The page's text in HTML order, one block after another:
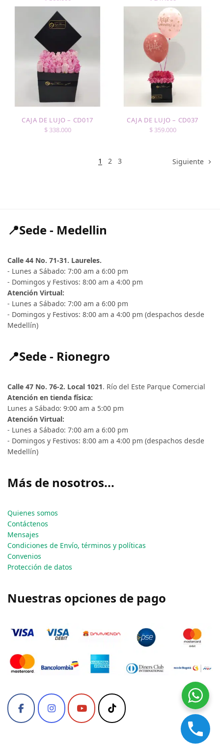
CAJA DE LUJO – CD017
$338.000
CAJA DE LUJO – CD037
$359.000
1 2 3 Siguiente
📍Sede - Medellin
Calle 44 No. 71-31. Laureles.
- Lunes a Sábado: 7:00 am a 6:00 pm
- Domingos y Festivos: 8:00 am a 4:00 pm
Atención Virtual:
- Lunes a Sábado: 7:00 am a 6:00 pm
- Domingos y Festivos: 8:00 am a 4:00 pm (despachos desde
Medellín)
📍Sede - Rionegro
Calle 47 No. 76-2. Local 1021. Río del Este Parque Comercial
Atención en tienda física:
Lunes a Sábado: 9:00 am a 5:00 pm
Atención Virtual:
- Lunes a Sábado: 7:00 am a 6:00 pm
- Domingos y Festivos: 8:00 am a 4:00 pm (despachos desde
Medellín)
Más de nosotros...
Quienes somos
Contáctenos
Mensajes
Condiciones de Envío, términos y políticas
Convenios
Protección de datos
Nuestras opciones de pago